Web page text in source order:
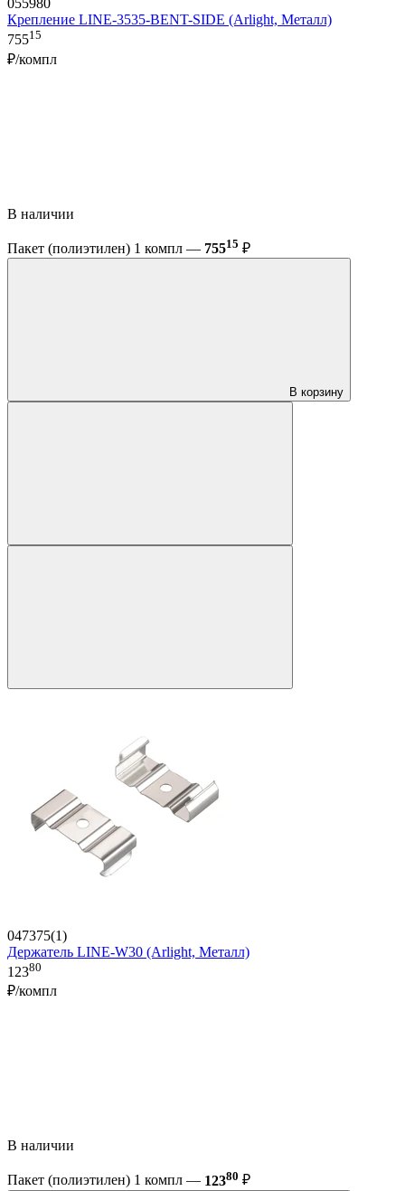
055980
Крепление LINE-3535-BENT-SIDE (Arlight, Металл)
75515
₽/компл
В наличии
Пакет (полиэтилен) 1 компл — 75515 ₽
В корзину
047375(1)
Держатель LINE-W30 (Arlight, Металл)
12380
₽/компл
В наличии
Пакет (полиэтилен) 1 компл — 12380 ₽